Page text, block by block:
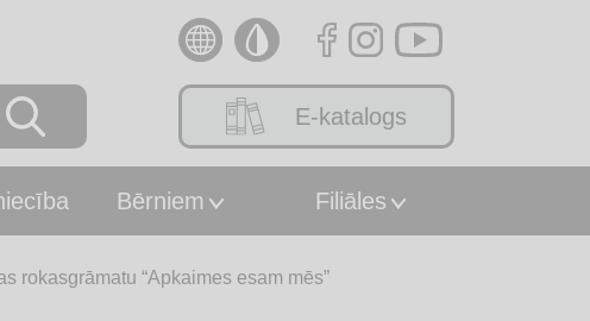
E-katalogs
Bērniem Filiāles
rokasgrāmatu “Apkaimes esam mēs”